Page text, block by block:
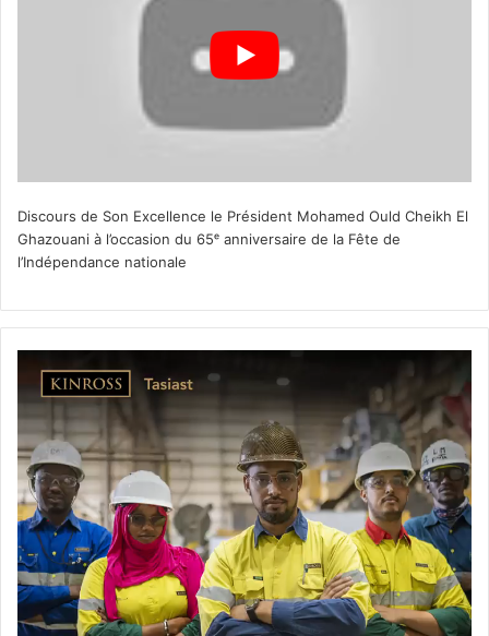
Discours de Son Excellence le Président Mohamed Ould Cheikh El
Ghazouani à l’occasion du 65ᵉ anniversaire de la Fête de
l’Indépendance nationale